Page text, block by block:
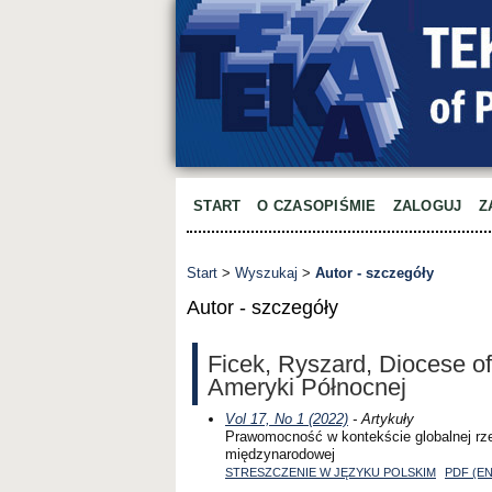
START O CZASOPIŚMIE ZALOGUJ
Start > Wyszukaj > Autor - szczegóły
Autor - szczegóły
Ficek, Ryszard, Diocese
Ameryki Północnej
Vol 17, No 1 (2022) - Artykuły
Prawomocność w kontekście globalnej
międzynarodowej
STRESZCZENIE W JĘZYKU POLSKIM PDF